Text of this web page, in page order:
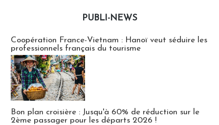
PUBLI-NEWS
Coopération France-Vietnam : Hanoï veut séduire les
professionnels français du tourisme
Bon plan croisière : Jusqu'à 60% de réduction sur le
2ème passager pour les départs 2026 !